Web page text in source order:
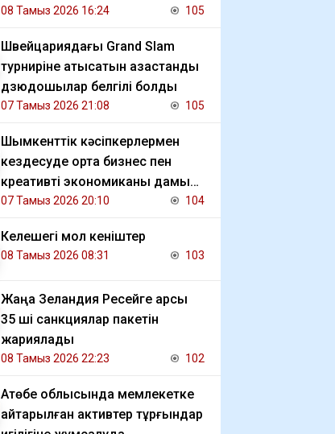
08 Тамыз 2026 16:24 105
Швейцариядағы Grand Slam
турниріне қатысатын қазақстандық
дзюдошылар белгілі болды
07 Тамыз 2026 21:08 105
Шымкенттік кәсіпкерлермен
кездесуде орта бизнес пен
креативті экономиканы дамыту
мәселесі талқыланды
07 Тамыз 2026 20:10 104
Келешегі мол кеніштер
08 Тамыз 2026 08:31 103
Жаңа Зеландия Ресейге қарсы
35 ші санкциялар пакетін
жариялады
08 Тамыз 2026 22:23 102
​Ақтөбе облысында мемлекетке
қайтарылған активтер тұрғындар